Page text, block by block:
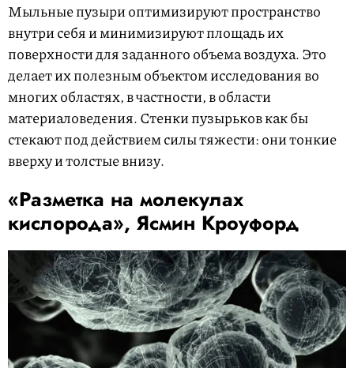
Мыльные пузыри оптимизируют пространство
внутри себя и минимизируют площадь их
поверхности для заданного объема воздуха. Это
делает их полезным объектом исследования во
многих областях, в частности, в области
материаловедения. Стенки пузырьков как бы
стекают под действием силы тяжести: они тонкие
вверху и толстые внизу.
«Разметка на молекулах
кислорода», Ясмин Кроуфорд